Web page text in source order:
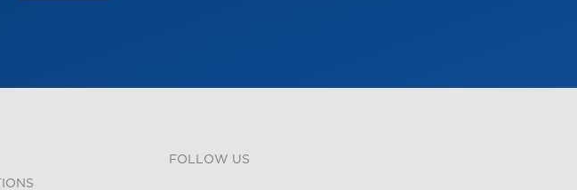
FOLLOW US